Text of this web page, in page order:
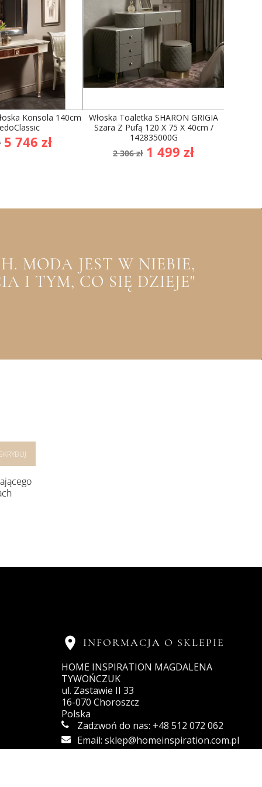
Konsola 140cm
Cena
5 746 zł
Włoska Toaletka SHARON GRIGIA
Szara Z Pufą 120 X 75 X 40cm /
142835000G
Cena
podstawowa
2 306 zł Cena
1 499 zł
MODA JEST W NIEBIE,
I TYM, CO SIĘ DZIEJE"

INFORMACJA O SKLEPIE
HOME INSPIRATION MAGDALENA
TYWOŃCZUK
ul. Zastawie II 33
16-070 Choroszcz
Polska
Zadzwoń do nas: +48 512 072 062
Email: sklep@homeinspiration.com.pl